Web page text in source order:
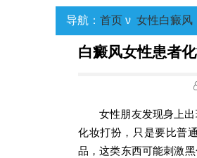
导航： 首页 ν 女性白癜风
白癜风女性患者
女性朋友发现身上
化妆打扮，只是要比普
品，这类东西可能刺激